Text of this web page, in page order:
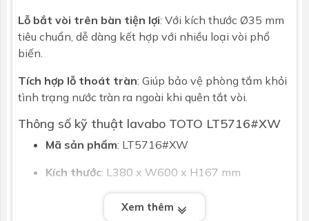
Lỗ bắt vòi trên bàn tiện lợi: Với kích thước Ø35 mm
tiêu chuẩn, dễ dàng kết hợp với nhiều loại vòi phổ
biến.
Tích hợp lỗ thoát tràn: Giúp bảo vệ phòng tắm khỏi
tình trạng nước tràn ra ngoài khi quên tắt vòi.
Thông số kỹ thuật lavabo TOTO LT5716#XW
Mã sản phẩm: LT5716#XW
Kích thước: L380 x W600 x H167 mm
: Sứ vệ sinh cao cấp
Xem thêm